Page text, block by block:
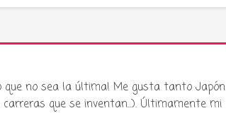
que no sea la última! Me gusta tanto Japón
que se inventan...). Últimamente mi